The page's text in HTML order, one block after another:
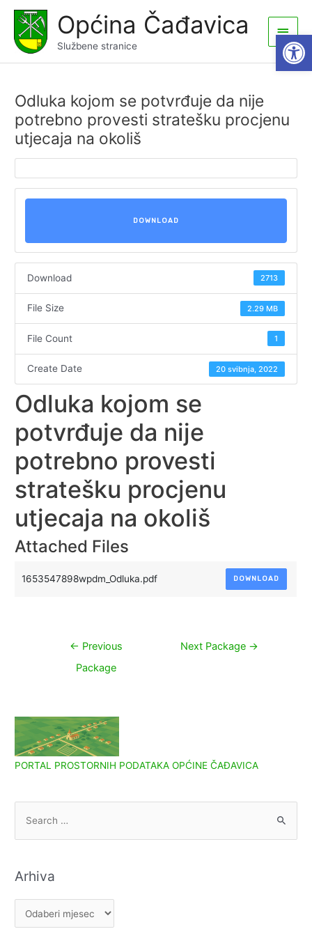
content
Općina Čađavica
Službene stranice
Main
Menu
Odluka kojom se potvrđuje da nije
potrebno provesti stratešku procjenu
utjecaja na okoliš
DOWNLOAD
Download 2713
File Size 2.29 MB
File Count 1
Create Date 20 svibnja, 2022
Odluka kojom se
potvrđuje da nije
potrebno provesti
stratešku procjenu
utjecaja na okoliš
Attached Files
1653547898wpdm_Odluka.pdf DOWNLOAD
Navigacija
← Previous
Package
Next Package →
PORTAL PROSTORNIH PODATAKA OPĆINE ČAĐAVICA
Arhiva
r